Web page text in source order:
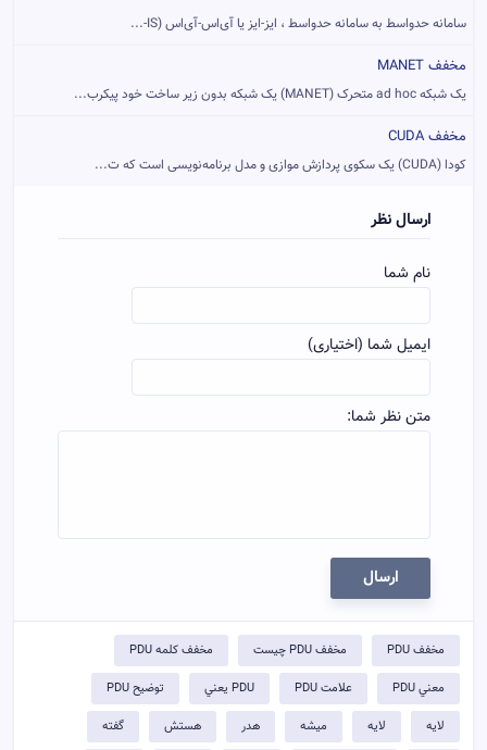
سامانه حدواسط به سامانه حدواسط ، ایز-ایز یا آی‌اس-آی‌اس (IS-...
مخفف MANET
یک شبکه ad hoc متحرک (MANET) یک شبکه بدون زیر ساخت خود پیکرب...
مخفف CUDA
کودا (CUDA) یک سکوی پردازش موازی و مدل برنامه‌نویسی است که ت...
ارسال نظر
نام شما
ایمیل شما (اختیاری)
متن نظر شما:
ارسال
مخفف PDU مخفف PDU چيست مخفف کلمه PDU
معني PDU علامت PDU PDU يعني توضيح PDU
لايه لایه میشه هدر هستش گفته